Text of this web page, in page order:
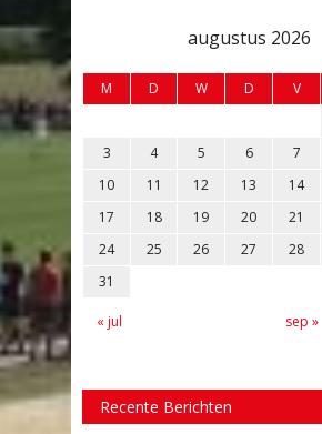
augustus 2026
M D W D V
3
4 5 6 7
10
11 12 13 14
17
18 19 20 21
24
25 26 27 28
31
« jul sep »
Recente Berichten